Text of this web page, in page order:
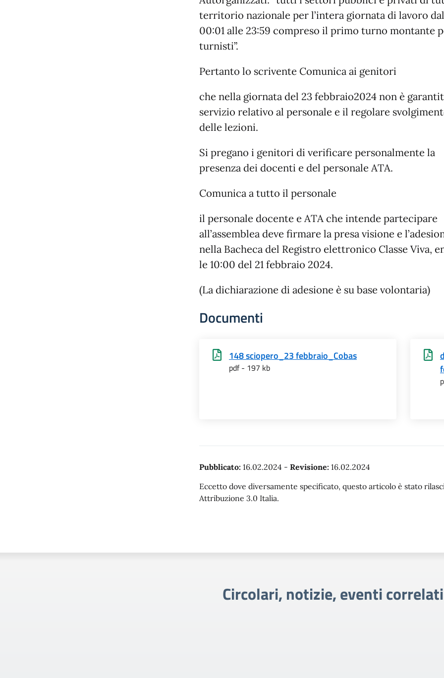
territorio nazionale per l’intera giornata di lavoro
00:01 alle 23:59 compreso il primo turno montante
turnisti”.
Pertanto lo scrivente Comunica ai genitori
che nella giornata del 23 febbraio2024 non è
servizio relativo al personale e il regolare
delle lezioni.
Si pregano i genitori di verificare personalmente la
presenza dei docenti e del personale ATA.
Comunica a tutto il personale
il personale docente e ATA che intende partecipare
all’assemblea deve firmare la presa visione e
nella Bacheca del Registro elettronico Classe Viva,
le 10:00 del 21 febbraio 2024.
(La dichiarazione di adesione è su base volontaria)
Documenti
148 sciopero_23 febbraio_Cobas
pdf - 197 kb
Pubblicato: 16.02.2024 - Revisione: 16.02.2024
Eccetto dove diversamente specificato, questo articolo è stato
Attribuzione 3.0 Italia.
Circolari, notizie, eventi correlati